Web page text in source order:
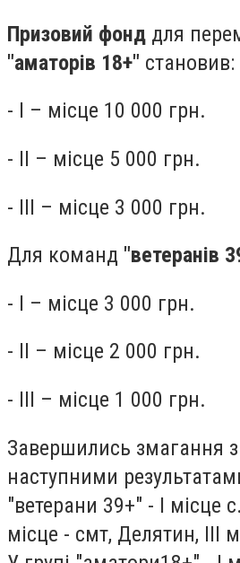
Призовий фонд для
"аматорів 18+" становив:
- І – місце 10 000 грн.
- ІІ – місце 5 000 грн.
- ІІІ – місце 3 000 грн.
Для команд "ветеранів
- І – місце 3 000 грн.
- ІІ – місце 2 000 грн.
- ІІІ – місце 1 000 грн.
Завершились змагання з
наступними
"ветерани 39+" - І місце
місце - смт, Делятин, ІІІ